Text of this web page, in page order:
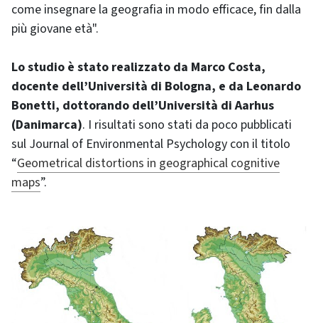
come insegnare la geografia in modo efficace, fin dalla
più giovane età".
Lo studio è stato realizzato da Marco Costa,
docente dell’Università di Bologna, e da Leonardo
Bonetti, dottorando dell’Università di Aarhus
(Danimarca). I risultati sono stati da poco pubblicati
sul Journal of Environmental Psychology con il titolo
“Geometrical distortions in geographical cognitive
maps”.